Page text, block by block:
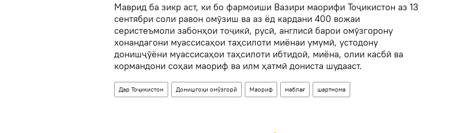
Маврид ба зикр аст, ки бо фармоиши Вазири маорифи Тоҷикистон аз 13
сентябри соли равон омӯзиш ва аз ёд кардани 400 вожаи
серистеъмоли забонҳои тоҷикӣ, русӣ, англисӣ барои омӯзгорону
хонандагони муассисаҳои таҳсилоти миёнаи умумӣ, устодону
донишҷӯёни муассисаҳои таҳсилоти ибтидоӣ, миёна, олии касбӣ ва
кормандони соҳаи маориф ва илм ҳатмӣ дониста шудааст.
Дар Тоҷикистон Донишгоҳи омӯзгорӣ Маориф маблағ шартнома